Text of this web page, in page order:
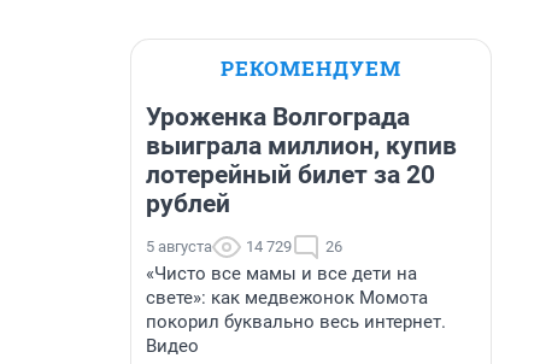
РЕКОМЕНДУЕМ
Уроженка Волгограда
выиграла миллион, купив
лотерейный билет за 20
рублей
5 августа 14 729 26
«Чисто все мамы и все дети на
свете»: как медвежонок Момота
покорил буквально весь интернет.
Видео